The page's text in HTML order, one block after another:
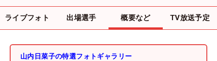
ライブフォト 出場選手 概要など TV放送予定
山内日菜子の特選フォトギャラリー